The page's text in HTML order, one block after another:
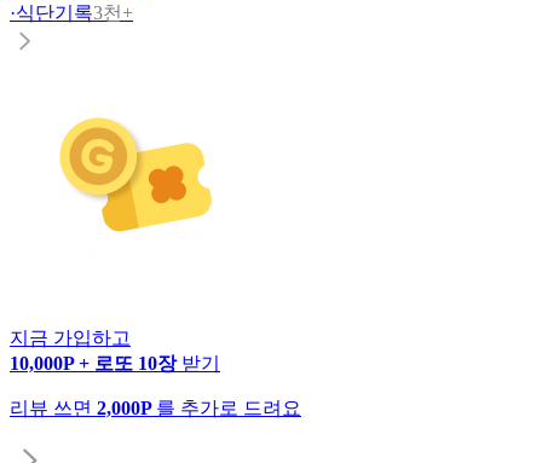
·식단기록3천+
지금 가입하고
10,000P + 로또 10장 받기
리뷰 쓰면 2,000P 를 추가로 드려요